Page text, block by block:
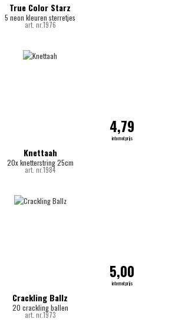
True Color Starz
5 neon kleuren sterretjes
art. nr.1976
Knettaah
20x knetterstring 25cm
art. nr.1984
4,79
internetprijs
Crackling Ballz
20 crackling ballen
art. nr.1973
5,00
internetprijs